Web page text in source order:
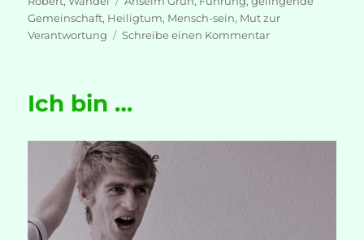
Gemeinschaft, Heiligtum, Mensch-sein, Mut zur
Verantwortung
Schreibe einen Kommentarzu
Ich bin …